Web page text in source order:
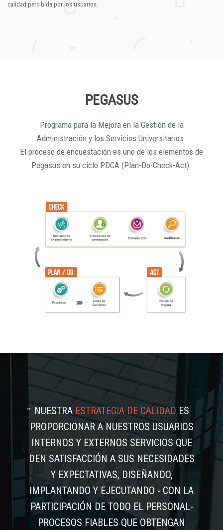
calidad percibida por los usuarios.
PEGASUS
Programa para la Mejora en la Gestión de la
Administración y los Servicios Universitarios.
El proceso de encuestación es uno de los elementos de
Pegasus en su ciclo PDCA (Plan-Do-Check-Act).
NUESTRAESTRATEGIA DE CALIDADES
PROPORCIONAR A NUESTROS USUARIOS
INTERNOS Y EXTERNOS SERVICIOS QUE
DEN SATISFACCIÓN A SUS NECESIDADES
Y EXPECTATIVAS, DISEÑANDO,
IMPLANTANDO Y EJECUTANDO - CON LA
PARTICIPACIÓN DE TODO EL PERSONAL-
PROCESOS FIABLES QUE OBTENGAN